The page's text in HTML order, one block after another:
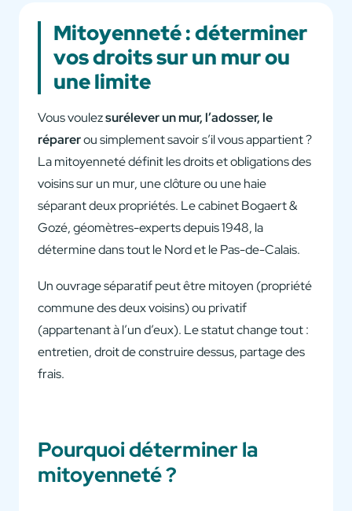
Mitoyenneté : déterminer
vos droits sur un mur ou
une limite
Vous voulezsurélever un mur, l’adosser, le
réparerou simplement savoir s’il vous appartient ?
La mitoyenneté définit les droits et obligations des
voisins sur un mur, une clôture ou une haie
séparant deux propriétés. Le cabinet Bogaert &
Gozé, géomètres-experts depuis 1948, la
détermine dans tout le Nord et le Pas-de-Calais.
Un ouvrage séparatif peut être mitoyen (propriété
commune des deux voisins) ou privatif
(appartenant à l’un d’eux). Le statut change tout :
entretien, droit de construire dessus, partage des
frais.
Pourquoi déterminer la
mitoyenneté ?